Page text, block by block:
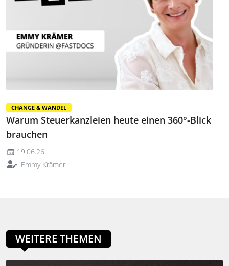
CHANGE & WANDEL
Warum Steuerkanzleien heute einen 360°-Blick
brauchen
19.06.26
Emmy Krämer
WEITERE THEMEN